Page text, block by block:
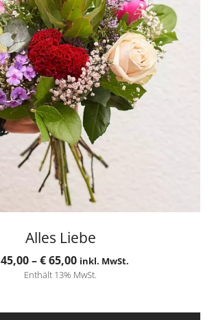
Alles Liebe
45,00–€65,00Preisspanne:
€ 45,00
€ 65,00
inkl. MwSt.
Enthält 13% MwSt.